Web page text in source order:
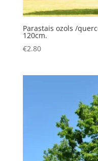
Parastais ozols /
120cm.
€2.80